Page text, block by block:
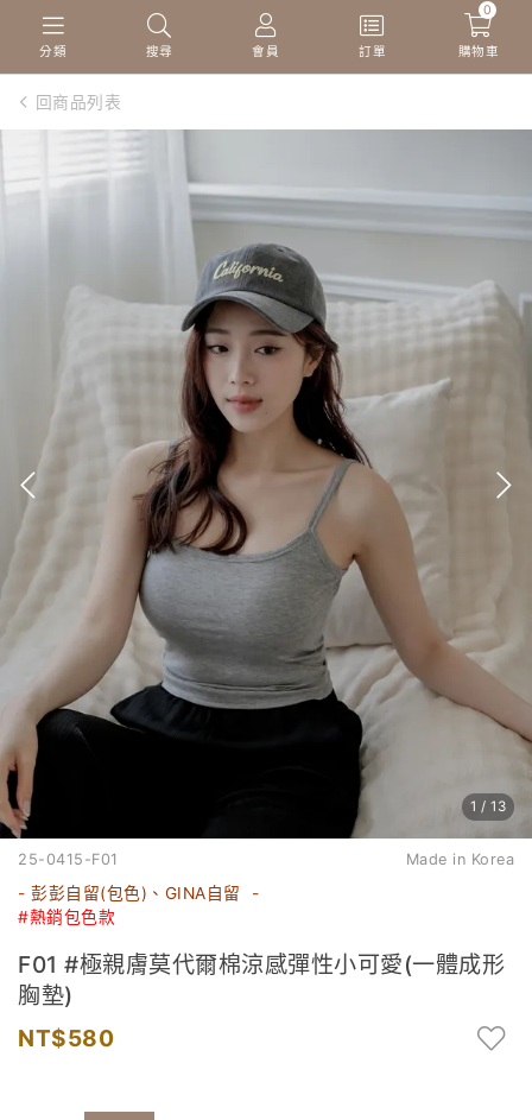
分類 搜尋 會員 訂單
0
購物車
回商品列表
1 / 13
25-0415-F01 Made in Korea
- 彭彭自留(包色)、 GINA自留
-
#熱銷包色款
F01 #極親膚莫代爾棉涼感彈性小可愛(一體成形
胸墊)
580